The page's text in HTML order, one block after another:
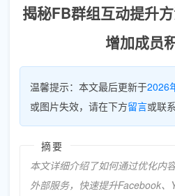
揭秘FB群组互动提升
增加成员
温馨提示：本文最后更新于2026
或图片失效，请在下方留言或联
摘要
本文详细介绍了如何通过优化内
外部服务，快速提升Facebook